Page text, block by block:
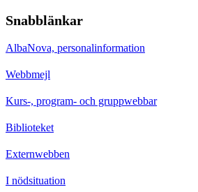
Snabblänkar
AlbaNova, personalinformation
Webbmejl
Kurs-, program- och gruppwebbar
Biblioteket
Externwebben
I nödsituation